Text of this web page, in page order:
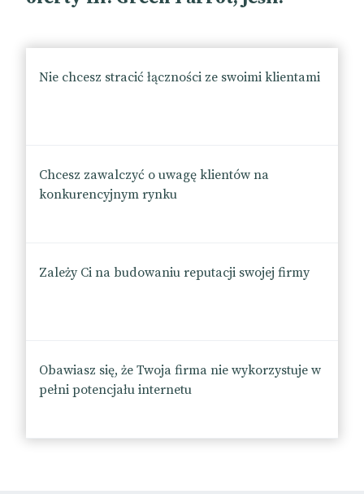
Nie chcesz stracić łączności ze swoimi klientami
Chcesz zawalczyć o uwagę klientów na
konkurencyjnym rynku
Zależy Ci na budowaniu reputacji swojej firmy
Obawiasz się, że Twoja firma nie wykorzystuje w
pełni potencjału internetu